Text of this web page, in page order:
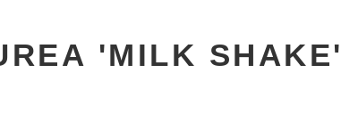
MÄRZ 26, 2015
'MILK SHAKE'